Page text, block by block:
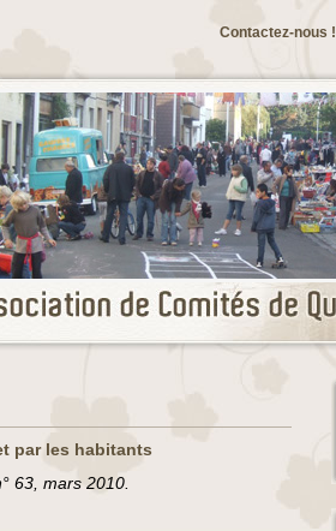
Contactez-nous !
par les habitants
63, mars 2010.